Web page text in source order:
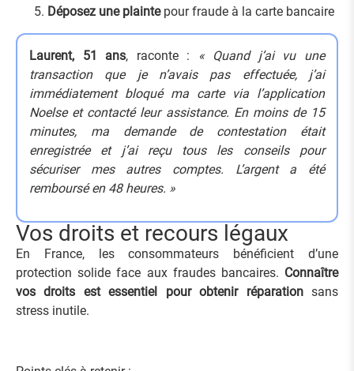
Déposez une plaintepour fraude à la carte bancaire
Laurent, 51 ans, raconte :
« Quand j’ai vu une
transaction que je n’avais pas effectuée, j’ai
immédiatement bloqué ma carte via l’application
Noelse et contacté leur assistance. En moins de 15
minutes, ma demande de contestation était
enregistrée et j’ai reçu tous les conseils pour
sécuriser mes autres comptes. L’argent a été
remboursé en 48 heures. »
Vos droits et recours légaux
En France, les consommateurs bénéficient d’une
protection solide face aux fraudes bancaires. Connaître
vos droits est essentiel pour obtenir réparationsans
stress inutile.